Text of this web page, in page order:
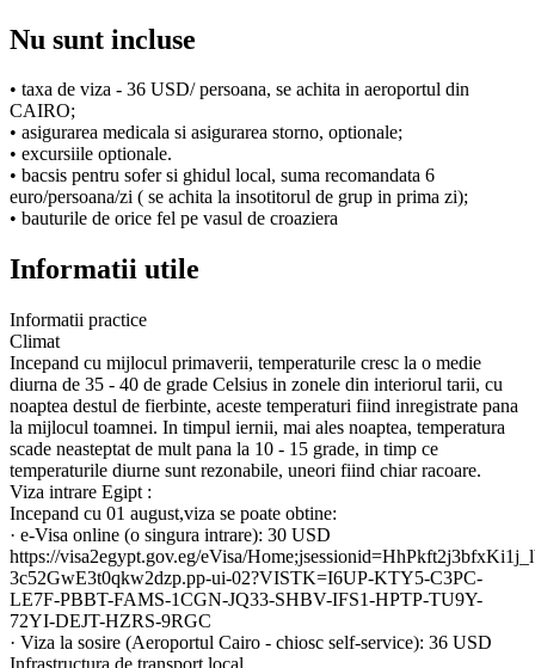
Nu sunt incluse
• taxa de viza - 36 USD/ persoana, se achita in aeroportul din
CAIRO;
• asigurarea medicala si asigurarea storno, optionale;
• excursiile optionale.
• bacsis pentru sofer si ghidul local, suma recomandata 6
euro/persoana/zi ( se achita la insotitorul de grup in prima zi);
• bauturile de orice fel pe vasul de croaziera
Informatii utile
Informatii practice
Climat
Incepand cu mijlocul primaverii, temperaturile cresc la o medie
diurna de 35 - 40 de grade Celsius in zonele din interiorul tarii, cu
noaptea destul de fierbinte, aceste temperaturi fiind inregistrate pana
la mijlocul toamnei. In timpul iernii, mai ales noaptea, temperatura
scade neasteptat de mult pana la 10 - 15 grade, in timp ce
temperaturile diurne sunt rezonabile, uneori fiind chiar racoare.
Viza intrare Egipt :
Incepand cu 01 august,viza se poate obtine:
· e-Visa online (o singura intrare): 30 USD
https://visa2egypt.gov.eg/eVisa/
3c52GwE3t0qkw2dzp.pp-ui-02?VISTK=I6UP-KTY5-C3PC-
LE7F-PBBT-FAMS-1CGN-JQ33-SHBV-IFS1-HPTP-TU9Y-
72YI-DEJT-HZRS-9RGC
· Viza la sosire (Aeroportul Cairo - chiosc self-service): 36 USD